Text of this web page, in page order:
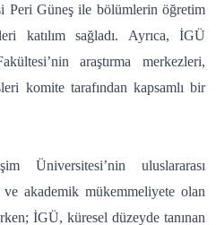
Peri Güneş ile bölümlerin öğretim
katılım sağladı. Ayrıca, İGÜ
araştırma merkezleri,
komite tarafından kapsamlı bir
Üniversitesi’nin uluslararası
akademik mükemmeliyete olan
İGÜ, küresel düzeyde tanınan